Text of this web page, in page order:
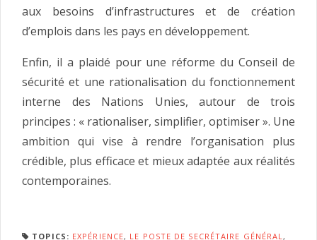
aux besoins d’infrastructures et de création
d’emplois dans les pays en développement.
Enfin, il a plaidé pour une réforme du Conseil de
sécurité et une rationalisation du fonctionnement
interne des Nations Unies, autour de trois
principes : « rationaliser, simplifier, optimiser ». Une
ambition qui vise à rendre l’organisation plus
crédible, plus efficace et mieux adaptée aux réalités
contemporaines.
TOPICS: EXPÉRIENCE, LE POSTE DE SECRÉTAIRE GÉNÉRAL ,